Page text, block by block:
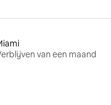
van een maand